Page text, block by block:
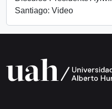
Santiago: Video